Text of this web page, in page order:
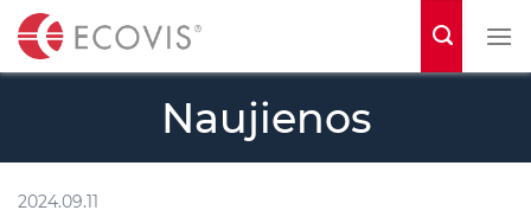
t
Naujienos
2024.09.11